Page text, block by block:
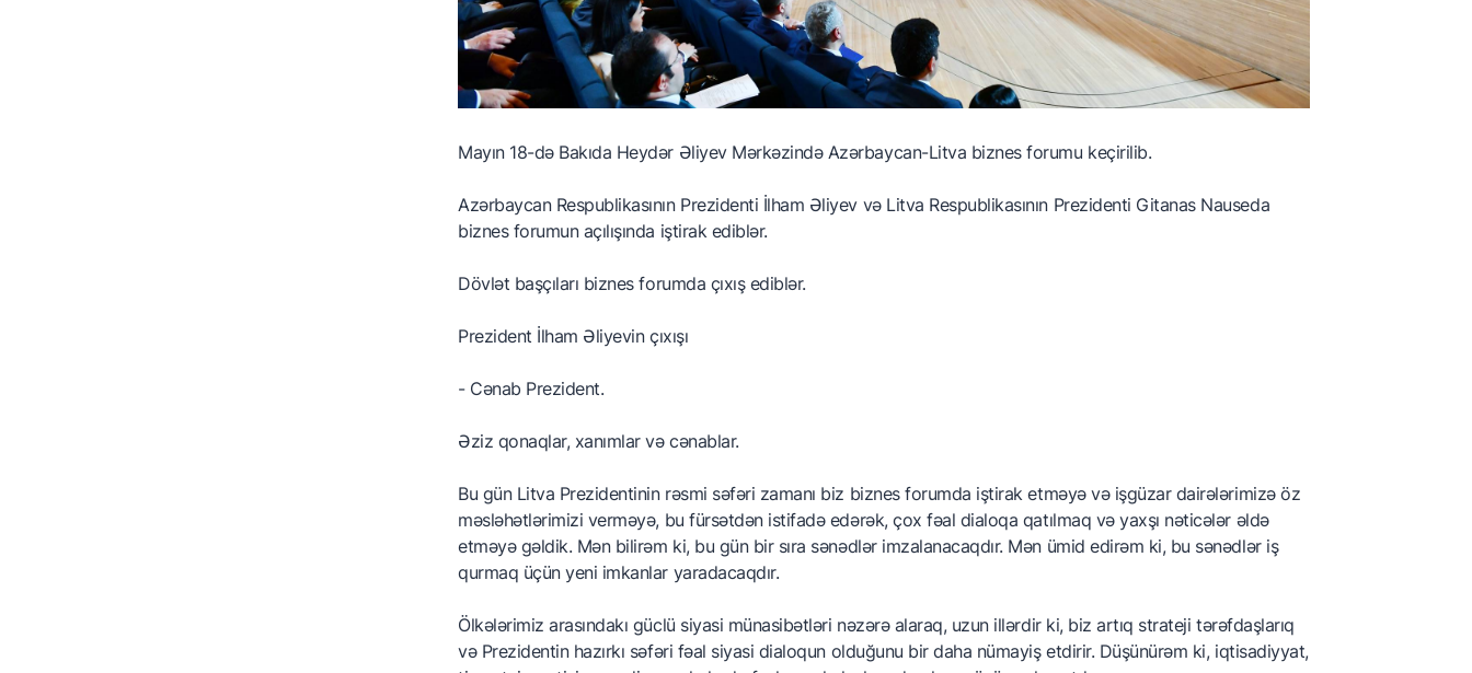
Mayın 18-də Bakıda Heydər Əliyev Mərkəzində Azərbaycan-Litva biznes forumu keçirilib.
Azərbaycan Respublikasının Prezidenti İlham Əliyev və Litva Respublikasının Prezidenti Gitanas Nauseda
biznes forumun açılışında iştirak ediblər.
Dövlət başçıları biznes forumda çıxış ediblər.
Prezident İlham Əliyevin çıxışı
- Cənab Prezident.
Əziz qonaqlar, xanımlar və cənablar.
Bu gün Litva Prezidentinin rəsmi səfəri zamanı biz biznes forumda iştirak etməyə və işgüzar dairələrimizə öz
məsləhətlərimizi verməyə, bu fürsətdən istifadə edərək, çox fəal dialoqa qatılmaq və yaxşı nəticələr əldə
etməyə gəldik. Mən bilirəm ki, bu gün bir sıra sənədlər imzalanacaqdır. Mən ümid edirəm ki, bu sənədlər iş
qurmaq üçün yeni imkanlar yaradacaqdır.
Ölkələrimiz arasındakı güclü siyasi münasibətləri nəzərə alaraq, uzun illərdir ki, biz artıq strateji tərəfdaşlarıq
və Prezidentin hazırkı səfəri fəal siyasi dialoqun olduğunu bir daha nümayiş etdirir. Düşünürəm ki, iqtisadiyyat,